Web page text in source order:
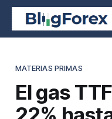
MATERIAS PRIMAS
El gas